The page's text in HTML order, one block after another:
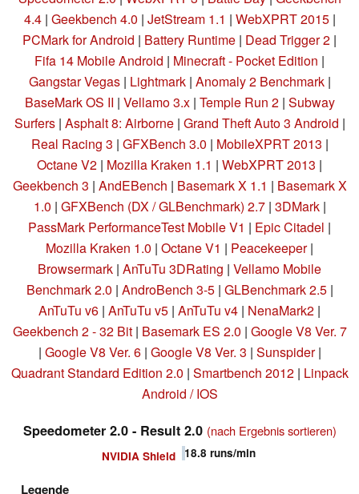
4.4| Geekbench 4.0 | JetStream 1.1 | WebXPRT 2015|
PCMark for Android | Battery Runtime | Dead Trigger 2 |
Fifa 14 Mobile Android | Minecraft - Pocket Edition |
Gangstar Vegas| Lightmark| Anomaly 2 Benchmark|
BaseMark OS II | Vellamo 3.x| Temple Run 2| Subway
Surfers| Asphalt 8: Airborne| Grand Theft Auto 3 Android |
Real Racing 3 | GFXBench 3.0 | MobileXPRT 2013 |
Octane V2 | Mozilla Kraken 1.1 | WebXPRT 2013 |
Geekbench 3 | AndEBench | Basemark X 1.1 | Basemark X
1.0 | GFXBench (DX / GLBenchmark) 2.7| 3DMark|
PassMark PerformanceTest Mobile V1 | Epic Citadel |
Mozilla Kraken 1.0 | Octane V1 | Peacekeeper|
Browsermark | AnTuTu 3DRating | Vellamo Mobile
Benchmark 2.0 | AndroBench 3-5| GLBenchmark 2.5|
AnTuTu v6 | AnTuTu v5 | AnTuTu v4 | NenaMark2 |
Geekbench 2 - 32 Bit| Basemark ES 2.0 | Google V8 Ver. 7
| Google V8 Ver. 6| Google V8 Ver. 3 | Sunspider|
Quadrant Standard Edition 2.0 | Smartbench 2012| Linpack
Android / IOS
Speedometer 2.0 - Result 2.0 (nach Ergebnis sortieren)
NVIDIA Shield 18.8 runs/min
Legende